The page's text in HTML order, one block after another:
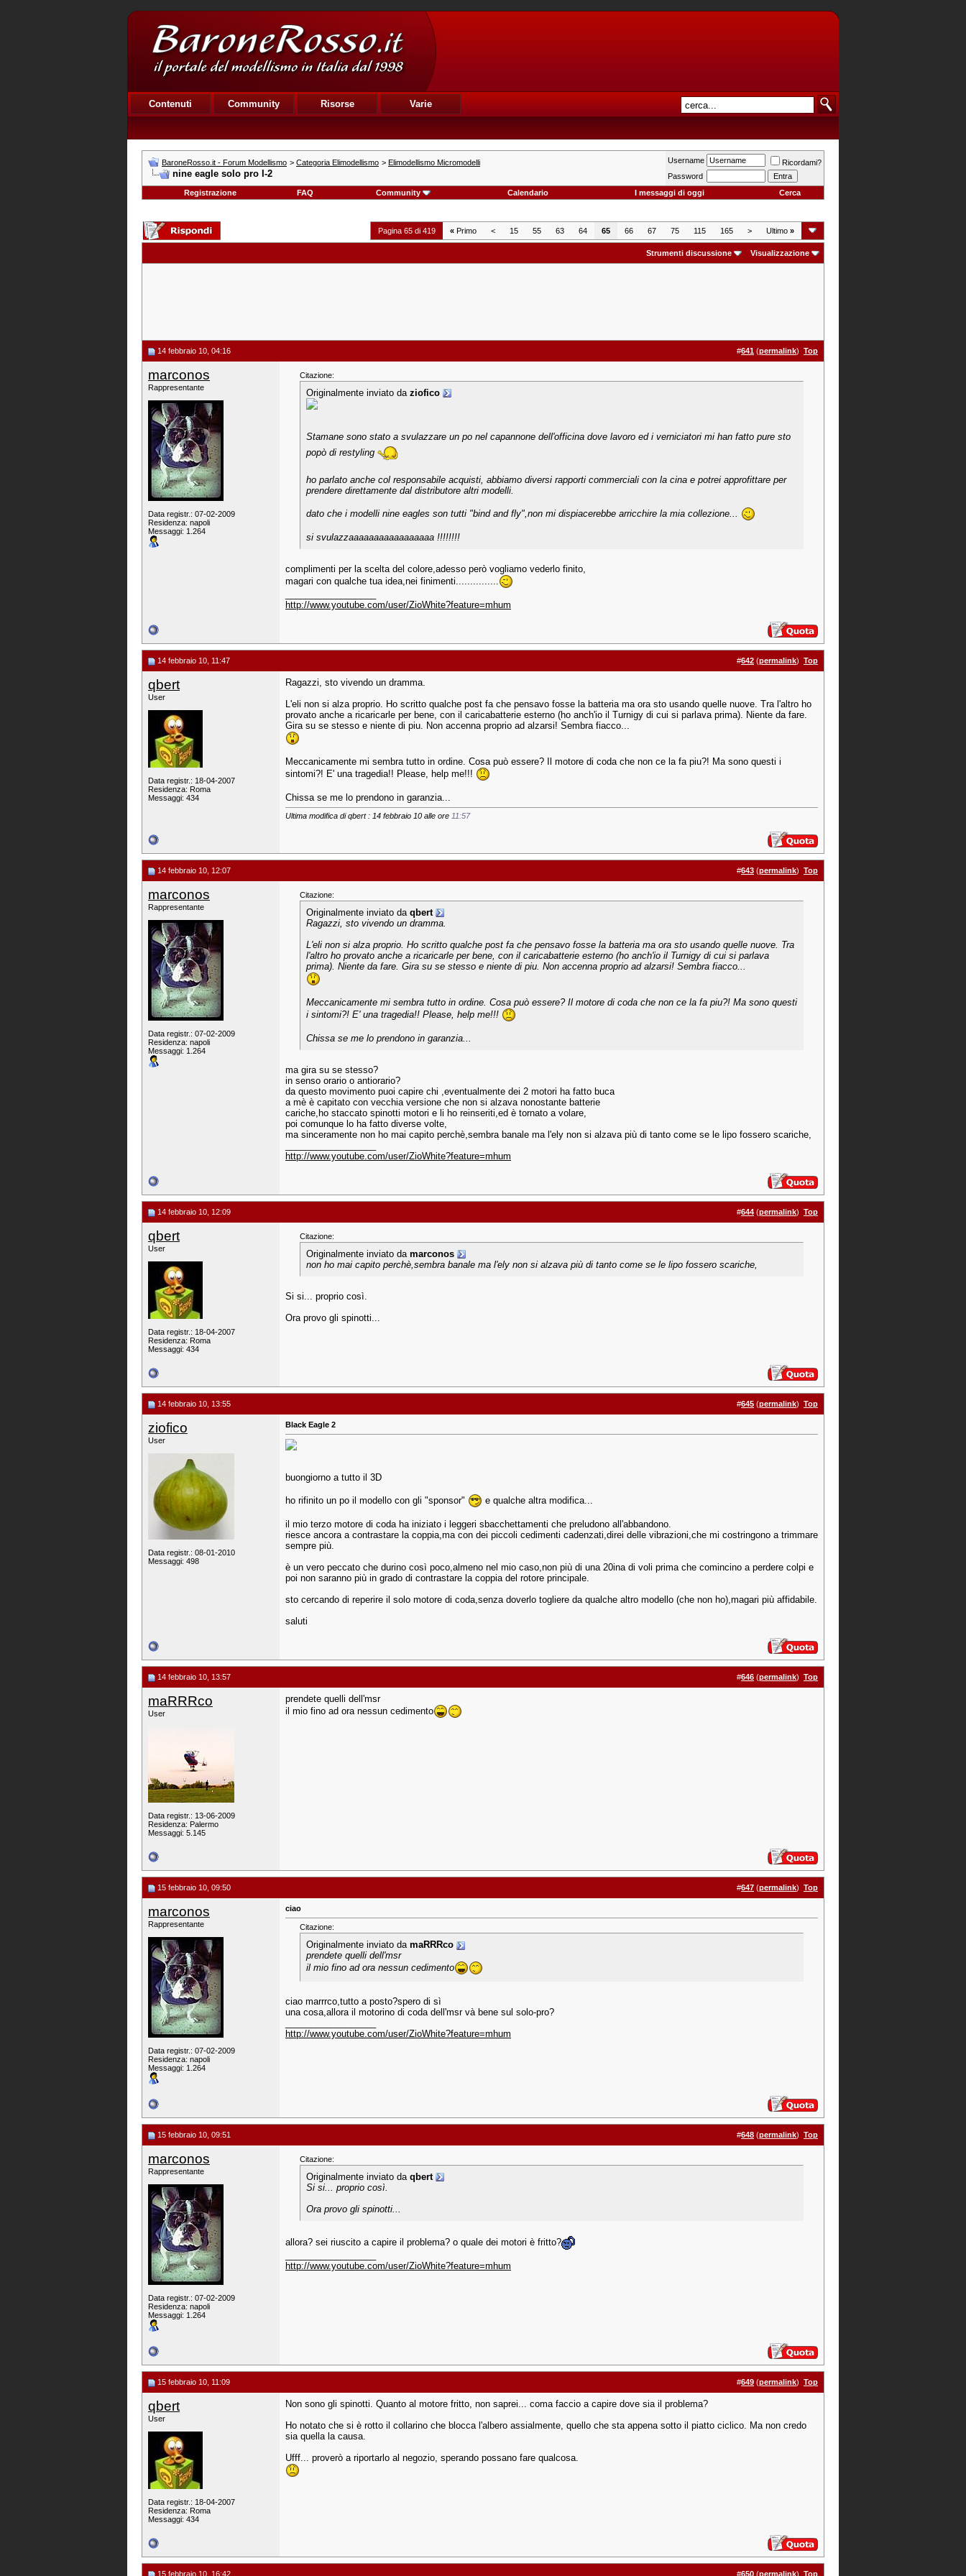
Contenuti Community Risorse Varie
BaroneRosso.it - Forum Modellismo > Categoria Elimodellismo > Elimodellismo Micromodelli
nine eagle solo pro I-2
Username
Ricordami?
Password
Registrazione
FAQ Community Calendario I messaggi di oggi Cerca
Pagina 65 di 419 « Primo < 15 55 63 64 65 66 67 75 115 165 > Ultimo »
Strumenti discussione Visualizzazione
14 febbraio 10, 04:16 #641 (permalink) Top
marconos
Rappresentante
Data registr.: 07-02-2009
Residenza: napoli
Messaggi: 1.264
Citazione:
Originalmente inviato da ziofico
Stamane sono stato a svulazzare un po nel capannone dell'officina dove lavoro ed i verniciatori mi han fatto pure sto
popò di restyling
ho parlato anche col responsabile acquisti, abbiamo diversi rapporti commerciali con la cina e potrei approfittare per
prendere direttamente dal distributore altri modelli.
dato che i modelli nine eagles son tutti "bind and fly",non mi dispiacerebbe arricchire la mia collezione...
si svulazzaaaaaaaaaaaaaaaaa !!!!!!!!
complimenti per la scelta del colore,adesso però vogliamo vederlo finito,
magari con qualche tua idea,nei finimenti...............
http://www.youtube.com/user/ZioWhite?feature=mhum
14 febbraio 10, 11:47 #642 (permalink) Top
qbert
User
Data registr.: 18-04-2007
Residenza: Roma
Messaggi: 434
Ragazzi, sto vivendo un dramma.
L'eli non si alza proprio. Ho scritto qualche post fa che pensavo fosse la batteria ma ora sto usando quelle nuove. Tra l'altro ho
provato anche a ricaricarle per bene, con il caricabatterie esterno (ho anch'io il Turnigy di cui si parlava prima). Niente da fare.
Gira su se stesso e niente di piu. Non accenna proprio ad alzarsi! Sembra fiacco...
Meccanicamente mi sembra tutto in ordine. Cosa può essere? Il motore di coda che non ce la fa piu?! Ma sono questi i
sintomi?! E' una tragedia!! Please, help me!!!
Chissa se me lo prendono in garanzia...
Ultima modifica di qbert : 14 febbraio 10 alle ore 11:57
14 febbraio 10, 12:07 #643 (permalink) Top
marconos
Rappresentante
Data registr.: 07-02-2009
Residenza: napoli
Messaggi: 1.264
Citazione:
Originalmente inviato da qbert
Ragazzi, sto vivendo un dramma.
L'eli non si alza proprio. Ho scritto qualche post fa che pensavo fosse la batteria ma ora sto usando quelle nuove. Tra
l'altro ho provato anche a ricaricarle per bene, con il caricabatterie esterno (ho anch'io il Turnigy di cui si parlava
prima). Niente da fare. Gira su se stesso e niente di piu. Non accenna proprio ad alzarsi! Sembra fiacco...
Meccanicamente mi sembra tutto in ordine. Cosa può essere? Il motore di coda che non ce la fa piu?! Ma sono questi
i sintomi?! E' una tragedia!! Please, help me!!!
Chissa se me lo prendono in garanzia...
ma gira su se stesso?
in senso orario o antiorario?
da questo movimento puoi capire chi ,eventualmente dei 2 motori ha fatto buca
a mè è capitato con vecchia versione che non si alzava nonostante batterie
cariche,ho staccato spinotti motori e li ho reinseriti,ed è tornato a volare,
poi comunque lo ha fatto diverse volte,
ma sinceramente non ho mai capito perchè,sembra banale ma l'ely non si alzava più di tanto come se le lipo fossero scariche,
http://www.youtube.com/user/ZioWhite?feature=mhum
14 febbraio 10, 12:09 #644 (permalink) Top
qbert
User
Data registr.: 18-04-2007
Residenza: Roma
Messaggi: 434
Citazione:
Originalmente inviato da marconos
non ho mai capito perchè,sembra banale ma l'ely non si alzava più di tanto come se le lipo fossero scariche,
Si si... proprio così.
Ora provo gli spinotti...
14 febbraio 10, 13:55 #645 (permalink) Top
ziofico
User
Data registr.: 08-01-2010
Messaggi: 498
Black Eagle 2
buongiorno a tutto il 3D
ho rifinito un po il modello con gli "sponsor" e qualche altra modifica...
il mio terzo motore di coda ha iniziato i leggeri sbacchettamenti che preludono all'abbandono.
riesce ancora a contrastare la coppia,ma con dei piccoli cedimenti cadenzati,direi delle vibrazioni,che mi costringono a trimmare
sempre più.
è un vero peccato che durino così poco,almeno nel mio caso,non più di una 20ina di voli prima che comincino a perdere colpi e
poi non saranno più in grado di contrastare la coppia del rotore principale.
sto cercando di reperire il solo motore di coda,senza doverlo togliere da qualche altro modello (che non ho),magari più affidabile.
saluti
14 febbraio 10, 13:57 #646 (permalink) Top
maRRRco
User
Data registr.: 13-06-2009
Residenza: Palermo
Messaggi: 5.145
prendete quelli dell'msr
il mio fino ad ora nessun cedimento
15 febbraio 10, 09:50 #647 (permalink) Top
marconos
Rappresentante
Data registr.: 07-02-2009
Residenza: napoli
Messaggi: 1.264
ciao
Citazione:
Originalmente inviato da maRRRco
prendete quelli dell'msr
il mio fino ad ora nessun cedimento
ciao marrrco,tutto a posto?spero di sì
una cosa,allora il motorino di coda dell'msr và bene sul solo-pro?
http://www.youtube.com/user/ZioWhite?feature=mhum
15 febbraio 10, 09:51 #648 (permalink) Top
marconos
Rappresentante
Data registr.: 07-02-2009
Residenza: napoli
Messaggi: 1.264
Citazione:
Originalmente inviato da qbert
Si si... proprio così.
Ora provo gli spinotti...
allora? sei riuscito a capire il problema? o quale dei motori è fritto?
http://www.youtube.com/user/ZioWhite?feature=mhum
15 febbraio 10, 11:09 #649 (permalink) Top
qbert
User
Data registr.: 18-04-2007
Residenza: Roma
Messaggi: 434
Non sono gli spinotti. Quanto al motore fritto, non saprei... coma faccio a capire dove sia il problema?
Ho notato che si è rotto il collarino che blocca l'albero assialmente, quello che sta appena sotto il piatto ciclico. Ma non credo
sia quella la causa.
Ufff... proverò a riportarlo al negozio, sperando possano fare qualcosa.
15 febbraio 10, 16:42 #650 (permalink) Top